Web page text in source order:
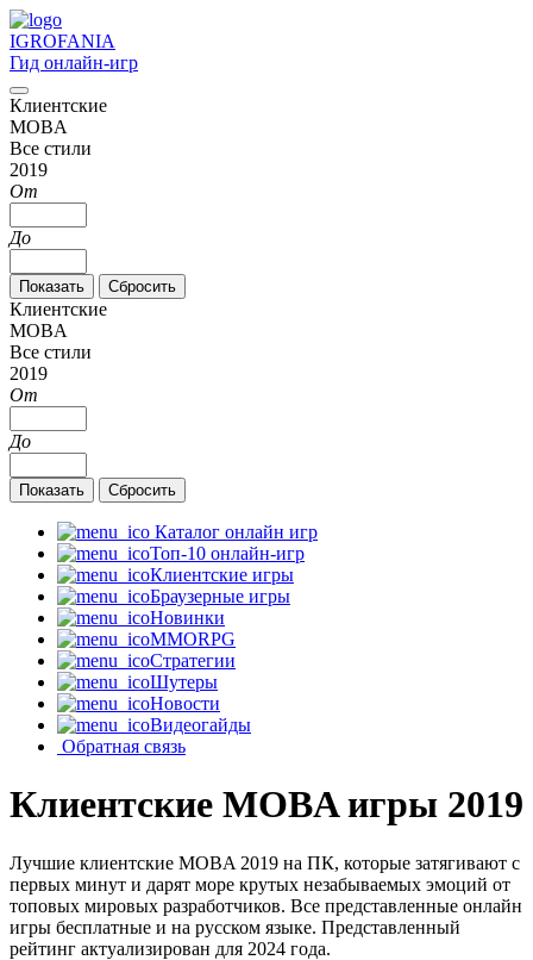
IGROFANIA
Гид онлайн-игр
Клиентские
MOBA
Все стили
2019
От
До
Клиентские
MOBA
Все стили
2019
От
До
Каталог онлайн игр
Топ-10 онлайн-игр
Клиентские игры
Браузерные игры
Новинки
MMORPG
Стратегии
Шутеры
Новости
Видеогайды
Обратная связь
Клиентские MOBA игры 2019
Лучшие клиентские MOBA 2019 на ПК, которые затягивают с
первых минут и дарят море крутых незабываемых эмоций от
топовых мировых разработчиков. Все представленные онлайн
игры бесплатные и на русском языке. Представленный
рейтинг актуализирован для 2024 года.